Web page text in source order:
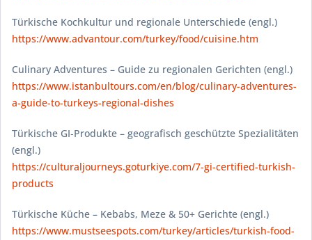
Türkische Kochkultur und regionale Unterschiede (engl.)
https://www.advantour.com/turkey/food/cuisine.htm
Culinary Adventures – Guide zu regionalen Gerichten (engl.)
https://www.istanbultours.com/en/blog/culinary-adventures-
a-guide-to-turkeys-regional-dishes
Türkische GI‑Produkte – geografisch geschützte Spezialitäten
(engl.)
https://culturaljourneys.goturkiye.com/7-gi-certified-turkish-
products
Türkische Küche – Kebabs, Meze & 50+ Gerichte (engl.)
https://www.mustseespots.com/turkey/articles/turkish-food-